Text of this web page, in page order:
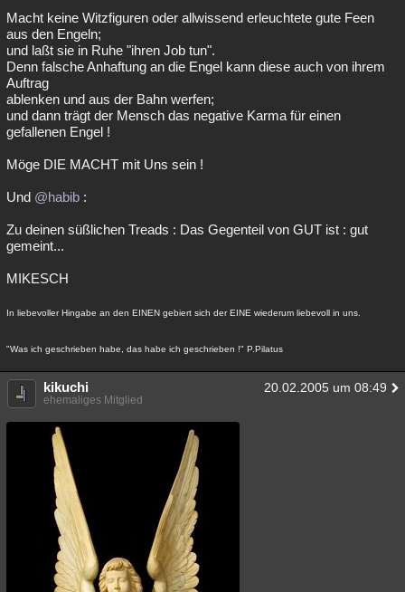
Macht keine Witzfiguren oder allwissend erleuchtete gute Feen
aus den Engeln;
und laßt sie in Ruhe "ihren Job tun".
Denn falsche Anhaftung an die Engel kann diese auch von ihrem
Auftrag
ablenken und aus der Bahn werfen;
und dann trägt der Mensch das negative Karma für einen
gefallenen Engel !
Möge DIE MACHT mit Uns sein !
Und @habib :
Zu deinen süßlichen Treads : Das Gegenteil von GUT ist : gut
gemeint...
MIKESCH
In liebevoller Hingabe an den EINEN gebiert sich der EINE wiederum liebevoll in uns.
"Was ich geschrieben habe, das habe ich geschrieben !" P.Pilatus
kikuchi 20.02.2005 um 08:49
ehemaliges Mitglied